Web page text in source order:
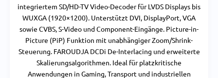
integriertem SD/HD-TV Video-Decoder für LVDS Displays bis
WUXGA (1920×1200). Unterstützt DVI, DisplayPort, VGA
sowie CVBS, S-Video und Component-Eingänge. Picture-in-
Picture (PiP) Funktion mit unabhängiger Zoom/Shrink-
Steuerung. FAROUDJA DCDi De-Interlacing und erweiterte
Skalierungsalgorithmen. Ideal für platzkritische
Anwendungen in Gaming, Transport und industriellen